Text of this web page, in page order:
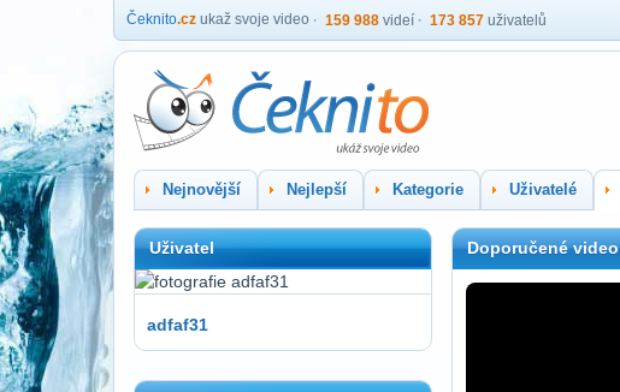
Čeknito.cz ukaž svoje video 159 988 videí 173 857 uživatelů
Nejnovější Nejlepší Kategorie Uživatelé
Uživatel
adfaf31
Doporučené video